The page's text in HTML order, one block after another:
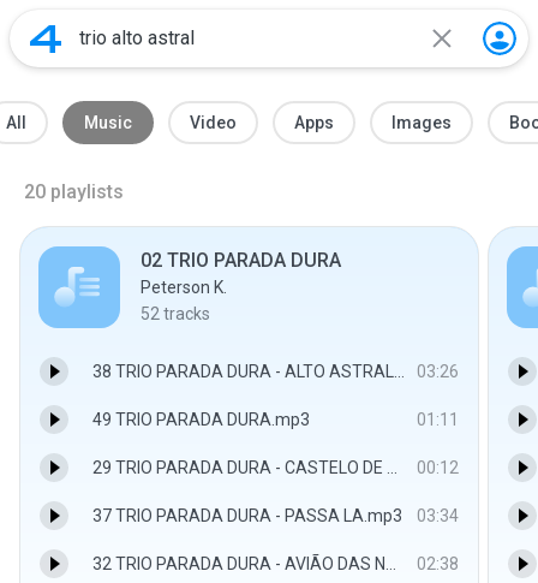
All Music Video Apps Images
20 playlists
02 TRIO PARADA DURA
Peterson K.
52 tracks
38 TRIO PARADA DURA - ALTO ASTRAL.mp3 03:26
49 TRIO PARADA DURA.mp3 01:11
29 TRIO PARADA DURA - CASTELO DE AMOR.mp3 00:12
37 TRIO PARADA DURA - PASSA LA.mp3 03:34
32 TRIO PARADA DURA - AVIÃO DAS NOVE.mp3 02:38